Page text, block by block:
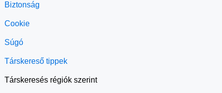
Biztonság
Cookie
Súgó
Társkereső tippek
Társkeresés régiók szerint